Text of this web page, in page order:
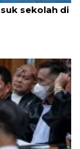
sekolah di